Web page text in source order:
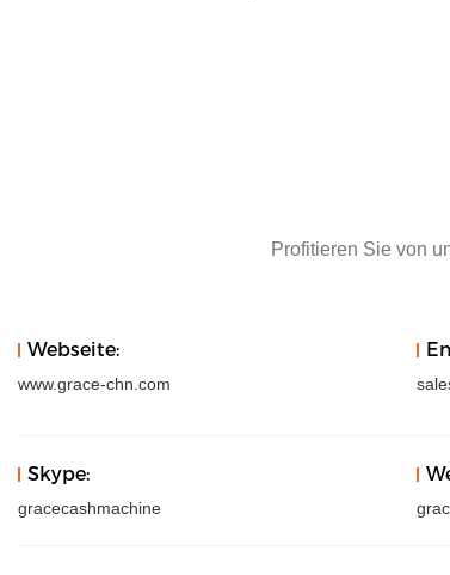
Profitieren Sie von
Webseite:
www.grace-chn.com
Skype:
gracecashmachine